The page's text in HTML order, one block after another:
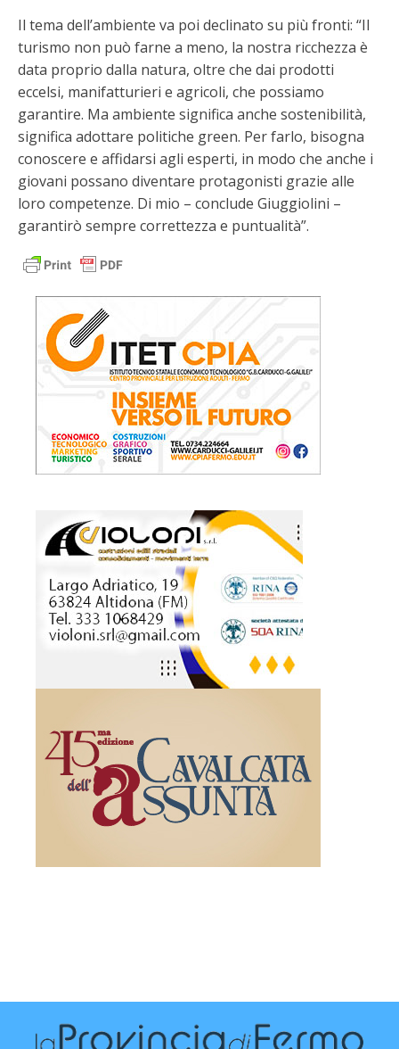
Il tema dell’ambiente va poi declinato su più fronti: “Il
turismo non può farne a meno, la nostra ricchezza è
data proprio dalla natura, oltre che dai prodotti
eccelsi, manifatturieri e agricoli, che possiamo
garantire. Ma ambiente significa anche sostenibilità,
significa adottare politiche green. Per farlo, bisogna
conoscere e affidarsi agli esperti, in modo che anche i
giovani possano diventare protagonisti grazie alle
loro competenze. Di mio – conclude Giuggiolini –
garantirò sempre correttezza e puntualità”.